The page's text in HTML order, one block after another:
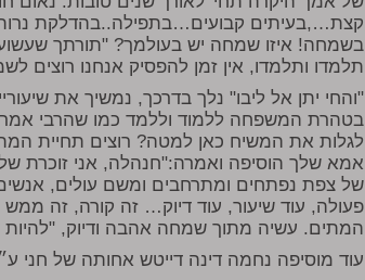
קצת…,בעיתים קבועים…בתפילה..בהדלקת
בשמחה! איזו שמחה יש בעולמך? "תורתך
תלמדו ותלמדו, אין זמן להפסיק אנחנו רוצים
"והחי יתן אל ליבו" נלך בדרכך, נמשיך את
בטהרת המשפחה ללמוד וללמד כמו שהרבי
לגלות את המשיח כאן למטה? רוצים תחיית
אמא שלך הוסיפה ואמרה:"חנהלה, אני זוכרת
של צפת נפתחים ומתרחבים ומשם עולים,
פעולה, עוד שיעור, עוד דיוק… זה קורה, זה
המתים. עשיה מתוך שמחה אהבה ודיוק, "להיות
עוד מוסיפה נחמה דינה דייטש אחותה של חני